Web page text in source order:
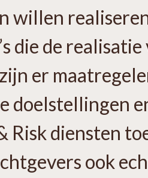
willen
die de realisatie
er
doelstellingen
Risk diensten
ook